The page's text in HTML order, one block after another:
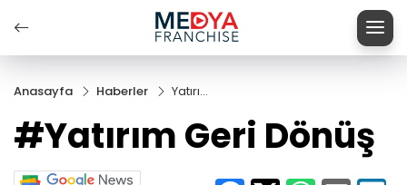
Anasayfa Haberler
Yatırım
Dönüş
#Yatırım Geri Dönüş